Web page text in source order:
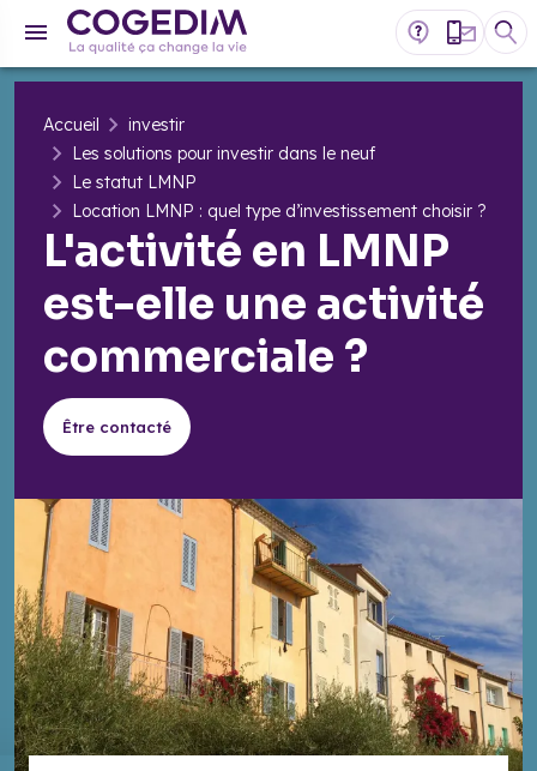
Accueil
investir
Les solutions pour investir dans le neuf
Le statut LMNP
Location LMNP : quel type d’investissement choisir ?
L'activité en LMNP
est-elle une activité
commerciale ?
Être contacté